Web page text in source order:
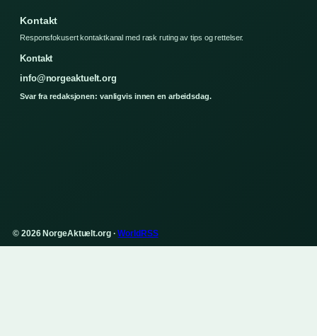
Kontakt
Responsfokusert kontaktkanal med rask ruting av tips og rettelser.
Kontakt
info@norgeaktuelt.org
Svar fra redaksjonen: vanligvis innen en arbeidsdag.
© 2026 NorgeAktuelt.org ·WorldRSS